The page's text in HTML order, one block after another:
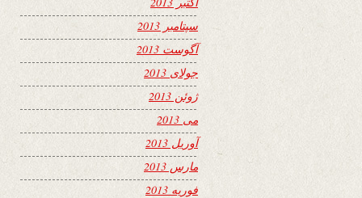
سپتامبر 2013
آگوست 2013
جولای 2013
ژوئن 2013
می 2013
آوریل 2013
مارس 2013
فوریه 2013